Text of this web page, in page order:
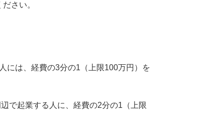
さい。
には、経費の3分の1（上限100万円）を
で起業する人に、経費の2分の1（上限